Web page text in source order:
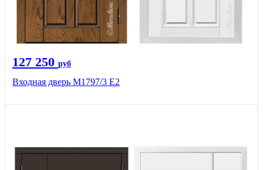
127 250 руб
Входная дверь М1797/3 Е2